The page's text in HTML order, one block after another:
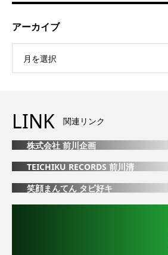
アーカイブ
月を選択
LINK 関連リンク
株式会社 前川企画
TEICHIKU RECORDS 前川清
笑顔まんてん タビ好キ